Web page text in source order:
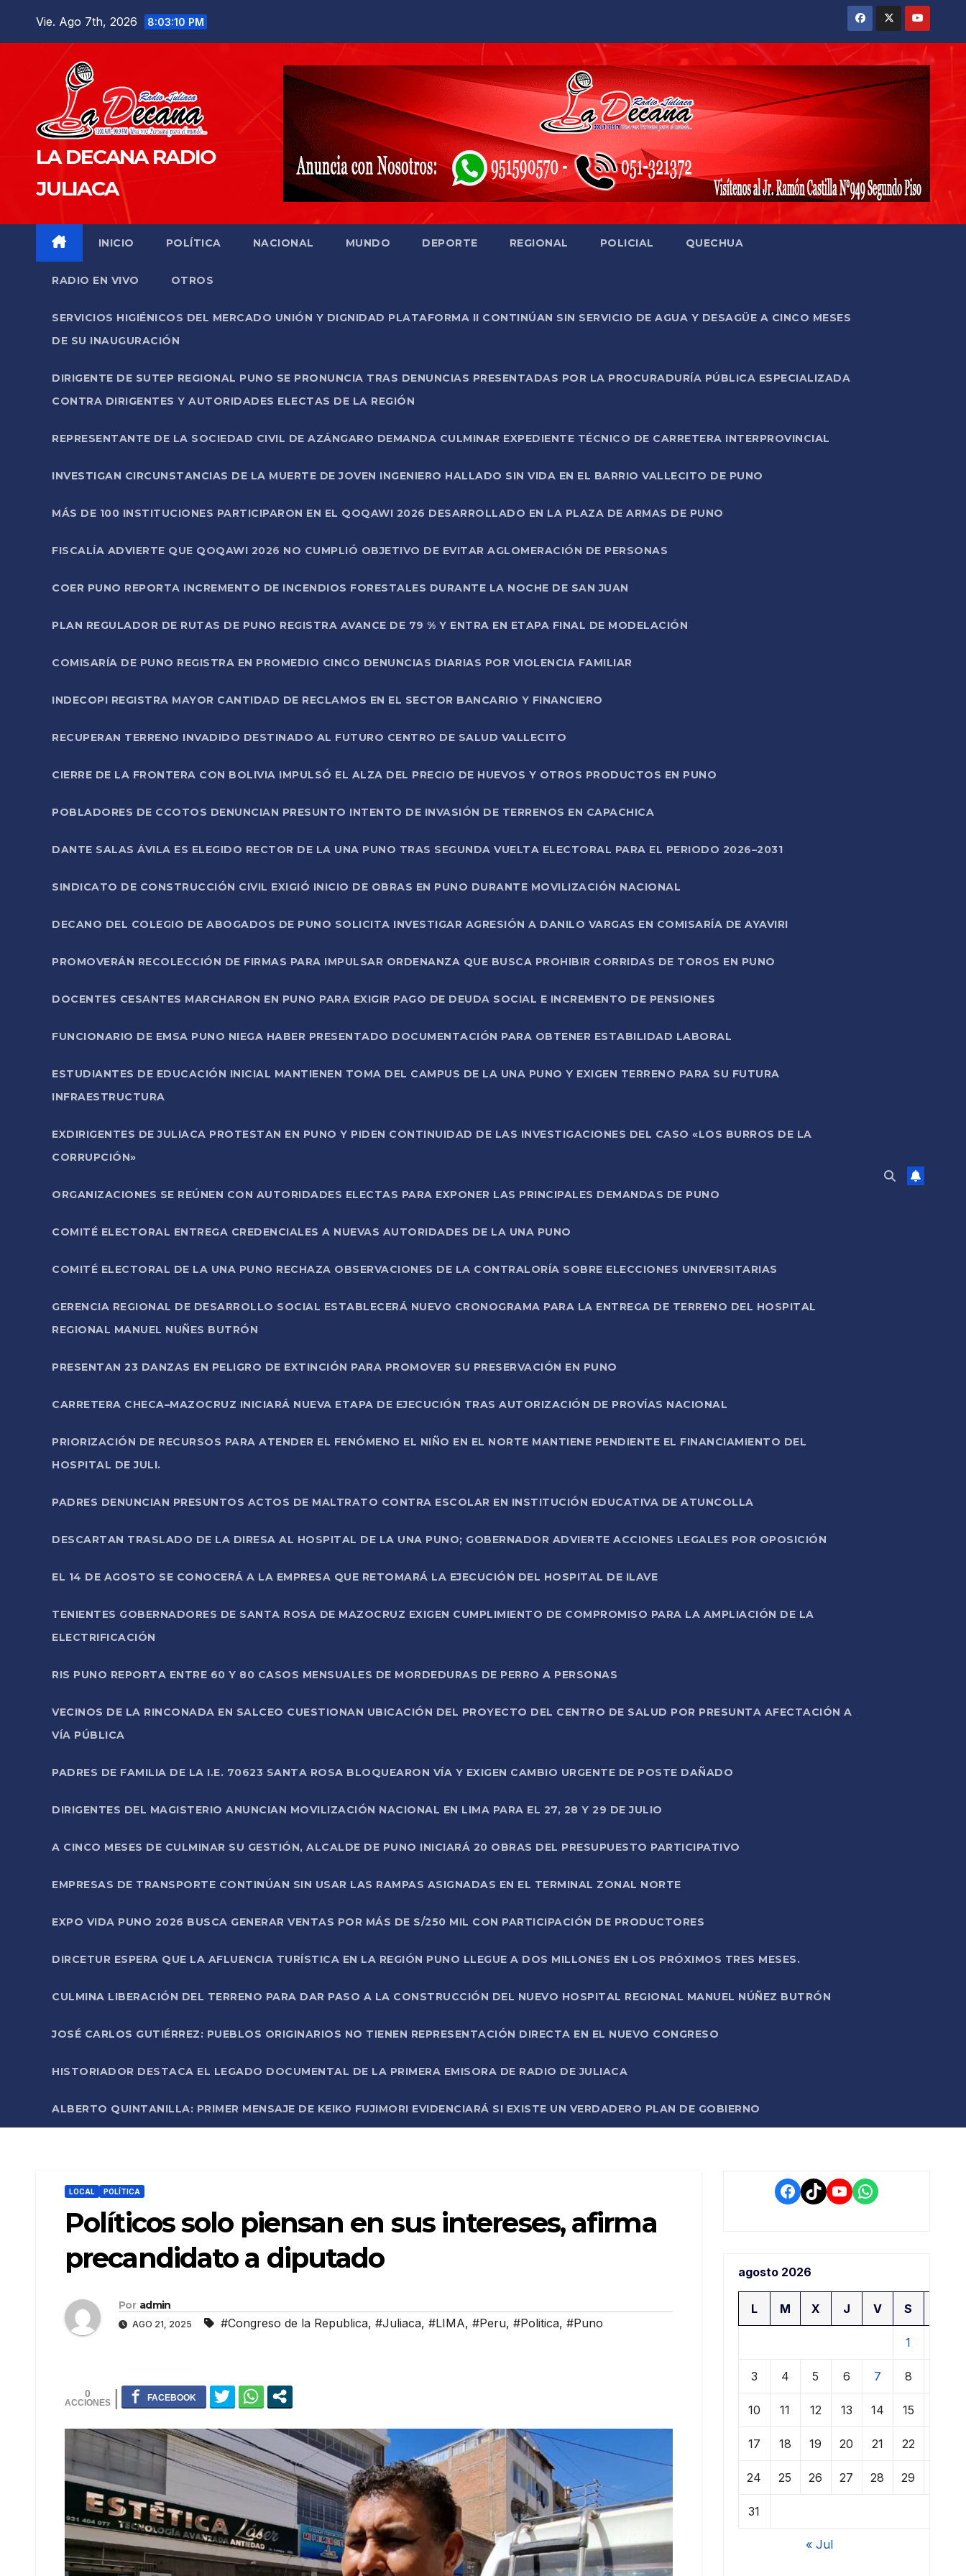
Vie. Ago 7th, 2026 8:03:11 PM
LA DECANA RADIO
JULIACA
INICIO POLÍTICA NACIONAL MUNDO DEPORTE REGIONAL POLICIAL QUECHUA
RADIO EN VIVO OTROS
SERVICIOS HIGIÉNICOS DEL MERCADO UNIÓN Y DIGNIDAD PLATAFORMA II CONTINÚAN SIN SERVICIO DE AGUA Y DESAGÜE A CINCO MESES
DE SU INAUGURACIÓN
DIRIGENTE DE SUTEP REGIONAL PUNO SE PRONUNCIA TRAS DENUNCIAS PRESENTADAS POR LA PROCURADURÍA PÚBLICA ESPECIALIZADA
CONTRA DIRIGENTES Y AUTORIDADES ELECTAS DE LA REGIÓN
REPRESENTANTE DE LA SOCIEDAD CIVIL DE AZÁNGARO DEMANDA CULMINAR EXPEDIENTE TÉCNICO DE CARRETERA INTERPROVINCIAL
INVESTIGAN CIRCUNSTANCIAS DE LA MUERTE DE JOVEN INGENIERO HALLADO SIN VIDA EN EL BARRIO VALLECITO DE PUNO
MÁS DE 100 INSTITUCIONES PARTICIPARON EN EL QOQAWI 2026 DESARROLLADO EN LA PLAZA DE ARMAS DE PUNO
FISCALÍA ADVIERTE QUE QOQAWI 2026 NO CUMPLIÓ OBJETIVO DE EVITAR AGLOMERACIÓN DE PERSONAS
COER PUNO REPORTA INCREMENTO DE INCENDIOS FORESTALES DURANTE LA NOCHE DE SAN JUAN
PLAN REGULADOR DE RUTAS DE PUNO REGISTRA AVANCE DE 79 % Y ENTRA EN ETAPA FINAL DE MODELACIÓN
COMISARÍA DE PUNO REGISTRA EN PROMEDIO CINCO DENUNCIAS DIARIAS POR VIOLENCIA FAMILIAR
INDECOPI REGISTRA MAYOR CANTIDAD DE RECLAMOS EN EL SECTOR BANCARIO Y FINANCIERO
RECUPERAN TERRENO INVADIDO DESTINADO AL FUTURO CENTRO DE SALUD VALLECITO
CIERRE DE LA FRONTERA CON BOLIVIA IMPULSÓ EL ALZA DEL PRECIO DE HUEVOS Y OTROS PRODUCTOS EN PUNO
POBLADORES DE CCOTOS DENUNCIAN PRESUNTO INTENTO DE INVASIÓN DE TERRENOS EN CAPACHICA
DANTE SALAS ÁVILA ES ELEGIDO RECTOR DE LA UNA PUNO TRAS SEGUNDA VUELTA ELECTORAL PARA EL PERIODO 2026–2031
SINDICATO DE CONSTRUCCIÓN CIVIL EXIGIÓ INICIO DE OBRAS EN PUNO DURANTE MOVILIZACIÓN NACIONAL
DECANO DEL COLEGIO DE ABOGADOS DE PUNO SOLICITA INVESTIGAR AGRESIÓN A DANILO VARGAS EN COMISARÍA DE AYAVIRI
PROMOVERÁN RECOLECCIÓN DE FIRMAS PARA IMPULSAR ORDENANZA QUE BUSCA PROHIBIR CORRIDAS DE TOROS EN PUNO
DOCENTES CESANTES MARCHARON EN PUNO PARA EXIGIR PAGO DE DEUDA SOCIAL E INCREMENTO DE PENSIONES
FUNCIONARIO DE EMSA PUNO NIEGA HABER PRESENTADO DOCUMENTACIÓN PARA OBTENER ESTABILIDAD LABORAL
ESTUDIANTES DE EDUCACIÓN INICIAL MANTIENEN TOMA DEL CAMPUS DE LA UNA PUNO Y EXIGEN TERRENO PARA SU FUTURA
INFRAESTRUCTURA
EXDIRIGENTES DE JULIACA PROTESTAN EN PUNO Y PIDEN CONTINUIDAD DE LAS INVESTIGACIONES DEL CASO «LOS BURROS DE LA
CORRUPCIÓN»
ORGANIZACIONES SE REÚNEN CON AUTORIDADES ELECTAS PARA EXPONER LAS PRINCIPALES DEMANDAS DE PUNO
COMITÉ ELECTORAL ENTREGA CREDENCIALES A NUEVAS AUTORIDADES DE LA UNA PUNO
COMITÉ ELECTORAL DE LA UNA PUNO RECHAZA OBSERVACIONES DE LA CONTRALORÍA SOBRE ELECCIONES UNIVERSITARIAS
GERENCIA REGIONAL DE DESARROLLO SOCIAL ESTABLECERÁ NUEVO CRONOGRAMA PARA LA ENTREGA DE TERRENO DEL HOSPITAL
REGIONAL MANUEL NUÑES BUTRÓN
PRESENTAN 23 DANZAS EN PELIGRO DE EXTINCIÓN PARA PROMOVER SU PRESERVACIÓN EN PUNO
CARRETERA CHECA–MAZOCRUZ INICIARÁ NUEVA ETAPA DE EJECUCIÓN TRAS AUTORIZACIÓN DE PROVÍAS NACIONAL
PRIORIZACIÓN DE RECURSOS PARA ATENDER EL FENÓMENO EL NIÑO EN EL NORTE MANTIENE PENDIENTE EL FINANCIAMIENTO DEL
HOSPITAL DE JULI.
PADRES DENUNCIAN PRESUNTOS ACTOS DE MALTRATO CONTRA ESCOLAR EN INSTITUCIÓN EDUCATIVA DE ATUNCOLLA
DESCARTAN TRASLADO DE LA DIRESA AL HOSPITAL DE LA UNA PUNO; GOBERNADOR ADVIERTE ACCIONES LEGALES POR OPOSICIÓN
EL 14 DE AGOSTO SE CONOCERÁ A LA EMPRESA QUE RETOMARÁ LA EJECUCIÓN DEL HOSPITAL DE ILAVE
TENIENTES GOBERNADORES DE SANTA ROSA DE MAZOCRUZ EXIGEN CUMPLIMIENTO DE COMPROMISO PARA LA AMPLIACIÓN DE LA
ELECTRIFICACIÓN
RIS PUNO REPORTA ENTRE 60 Y 80 CASOS MENSUALES DE MORDEDURAS DE PERRO A PERSONAS
VECINOS DE LA RINCONADA EN SALCEO CUESTIONAN UBICACIÓN DEL PROYECTO DEL CENTRO DE SALUD POR PRESUNTA AFECTACIÓN A
VÍA PÚBLICA
PADRES DE FAMILIA DE LA I.E. 70623 SANTA ROSA BLOQUEARON VÍA Y EXIGEN CAMBIO URGENTE DE POSTE DAÑADO
DIRIGENTES DEL MAGISTERIO ANUNCIAN MOVILIZACIÓN NACIONAL EN LIMA PARA EL 27, 28 Y 29 DE JULIO
A CINCO MESES DE CULMINAR SU GESTIÓN, ALCALDE DE PUNO INICIARÁ 20 OBRAS DEL PRESUPUESTO PARTICIPATIVO
EMPRESAS DE TRANSPORTE CONTINÚAN SIN USAR LAS RAMPAS ASIGNADAS EN EL TERMINAL ZONAL NORTE
EXPO VIDA PUNO 2026 BUSCA GENERAR VENTAS POR MÁS DE S/250 MIL CON PARTICIPACIÓN DE PRODUCTORES
DIRCETUR ESPERA QUE LA AFLUENCIA TURÍSTICA EN LA REGIÓN PUNO LLEGUE A DOS MILLONES EN LOS PRÓXIMOS TRES MESES.
CULMINA LIBERACIÓN DEL TERRENO PARA DAR PASO A LA CONSTRUCCIÓN DEL NUEVO HOSPITAL REGIONAL MANUEL NÚÑEZ BUTRÓN
JOSÉ CARLOS GUTIÉRREZ: PUEBLOS ORIGINARIOS NO TIENEN REPRESENTACIÓN DIRECTA EN EL NUEVO CONGRESO
HISTORIADOR DESTACA EL LEGADO DOCUMENTAL DE LA PRIMERA EMISORA DE RADIO DE JULIACA
ALBERTO QUINTANILLA: PRIMER MENSAJE DE KEIKO FUJIMORI EVIDENCIARÁ SI EXISTE UN VERDADERO PLAN DE GOBIERNO
LOCAL POLÍTICA
Políticos solo piensan en sus intereses, afirma
precandidato a diputado
Por admin
AGO 21, 2025 #Congreso de la Republica, #Juliaca, #LIMA, #Peru, #Politica, #Puno
0
Facebook
TikTokYouTube
WhatsApp
agosto 2026
L M X J V S
1
3 4 5 6 7 8
10 11 12 13 14 15
17 18 19 20 21 22
24 25 26 27 28 29
31
« Jul